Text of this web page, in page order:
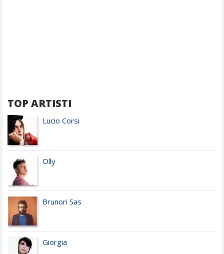
TOP ARTISTI
Lucio Corsi
Olly
Brunori Sas
Giorgia